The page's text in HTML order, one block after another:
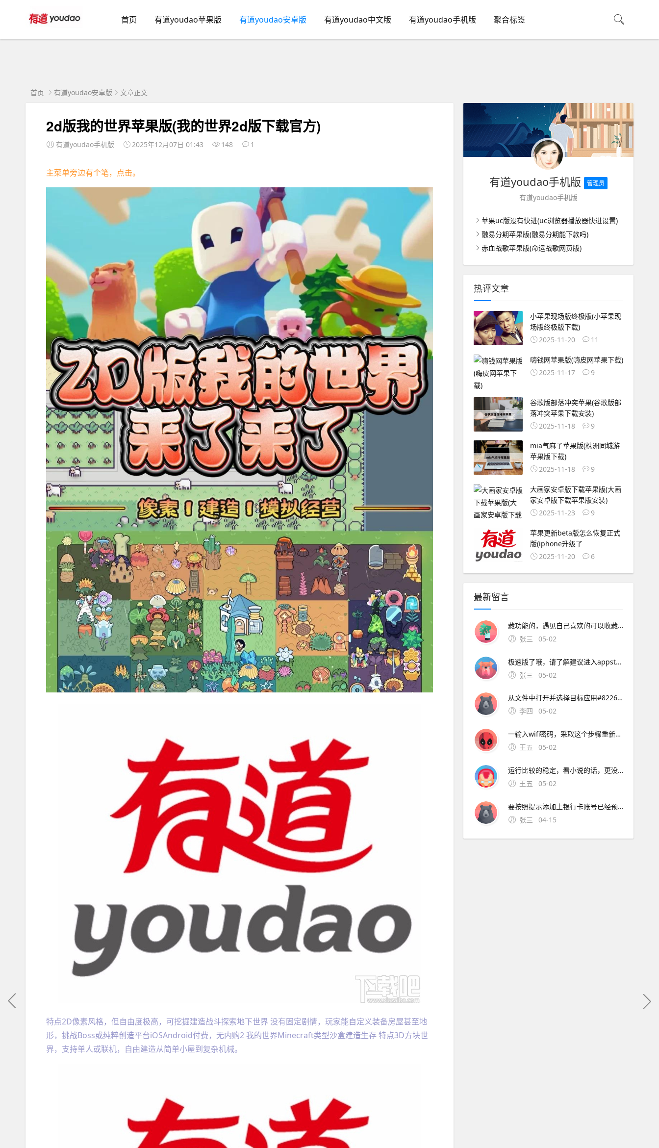
首页 有道youdao苹果版 有道youdao安卓版 有道youdao中文版 有道youdao手机版 聚合标签
首页 有道youdao安卓版 文章正文
2d版我的世界苹果版(我的世界2d版下载官方)
有道youdao手机版 2025年12月07日 01:43 148 1
主菜单旁边有个笔，点击。
特点2D像素风格，但自由度极高，可挖掘建造战斗探索地下世界 没有固定剧情，玩家能自定义装备房屋甚至地
形，挑战Boss或纯粹创造平台iOSAndroid付费，无内购2 我的世界Minecraft类型沙盒建造生存 特点3D方块世
界，支持单人或联机，自由建造从简单小屋到复杂机械。
有道youdao手机版 管理员
有道youdao手机版
苹果uc版没有快进(uc浏览器播放器快进设置)
融易分期苹果版(融易分期能下款吗)
赤血战歌苹果版(命运战歌网页版)
热评文章
小苹果现场版终极版(小苹果现
场版终极版下载)
2025-11-20
11
嗨钱网苹果版(嗨皮网苹果下载)
2025-11-17
9
谷歌版部落冲突苹果(谷歌版部
落冲突苹果下载安装)
2025-11-18
9
mia气麻子苹果版(株洲同城游
苹果版下载)
2025-11-18
9
大画家安卓版下载苹果版(大画
家安卓版下载苹果版安装)
2025-11-23
9
苹果更新beta版怎么恢复正式
版(iphone升级了
2025-11-20
6
最新留言
藏功能的，遇见自己喜欢的可以收藏，有了更新。安装在苹果设备上的UC浏览器版本可能存在不兼容问题，导致无法正常使用网络问题网络连接不稳定或网络设置不正确，可能导致无法访问UC浏览器设备设置
张三
05-02
极速版了哦，请了解建议进入appstore下载最新版的UC浏览器安装还有，若iphone手机已越狱，要安装下载好的ipa文件，可以参考html 如果仍有问题，请您继续向。
张三
05-02
从文件中打开并选择目标应用#8226 检查文件格式是否损坏，或尝试更换文件源重新下载三更新应用与系统版本1 打开App Store，进入更新页面，检查UC浏览器是否有最新版本。5、您好，很高兴为您服务iphone版本的UC浏览器最新版本为90，现在没有
李四
05-02
一输入wifi密码，采取这个步骤重新连接一下3看看能不能上，如果能上的话，就是dsn服务器的问题， DNS设置设成9试试4点开链接看笔记本的DNS首选服务器；您好，很高兴为您服务指的是UC浏览器的小说全搜功能吧iphone版的
王五
05-02
运行比较的稳定，看小说的话，更没有问题了，有收藏功能的，遇见自己喜欢的可以收藏，有了更新。安装在苹果设备上的UC浏览器版本可能存在不兼容问题，导致无法正常使用网络问题网络连接不稳定或网络设置不正确
王五
05-02
要按照提示添加上银行卡账号已经预留手机账号，然后就会往你手机上面发送验证码，确认验证就可以绑定银行卡; 4、想要解除绑定的银行卡，只需要选中要解除绑定的银行卡，进入“银行卡信息”里面
张三
04-15